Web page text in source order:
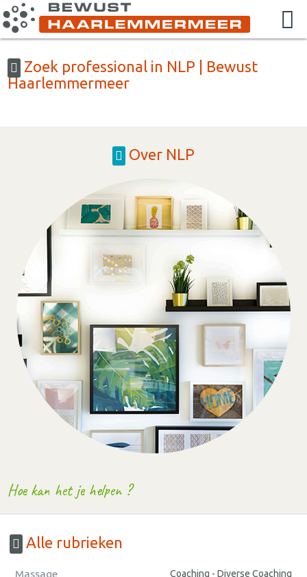
Zoek professional in NLP | Bewust
Haarlemmermeer
Over NLP
Hoe kan het je helpen ?
Alle rubrieken
Massage Coaching - Diverse Coaching